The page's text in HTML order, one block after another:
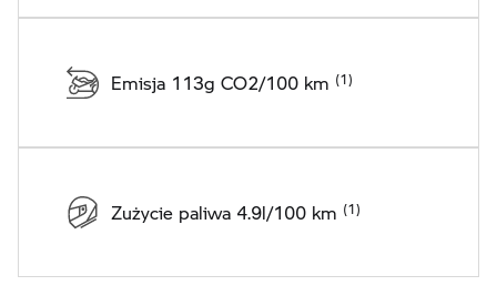
Emisja 113g CO2/100 km
Zużycie paliwa 4.9l/100 km